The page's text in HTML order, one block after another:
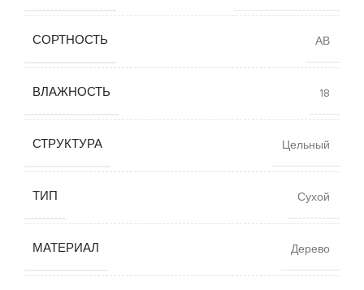
СОРТНОСТЬ АВ
ВЛАЖНОСТЬ 18
СТРУКТУРА Цельный
ТИП Сухой
МАТЕРИАЛ Дерево